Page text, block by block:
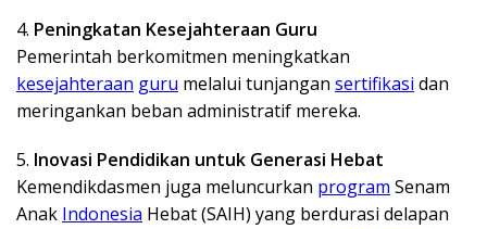
4. Peningkatan Kesejahteraan Guru
Pemerintah berkomitmen meningkatkan
kesejahteraan guru melalui tunjangan sertifikasi dan
meringankan beban administratif mereka.
5. Inovasi Pendidikan untuk Generasi Hebat
Kemendikdasmen juga meluncurkan program Senam
Anak Indonesia Hebat (SAIH) yang berdurasi delapan